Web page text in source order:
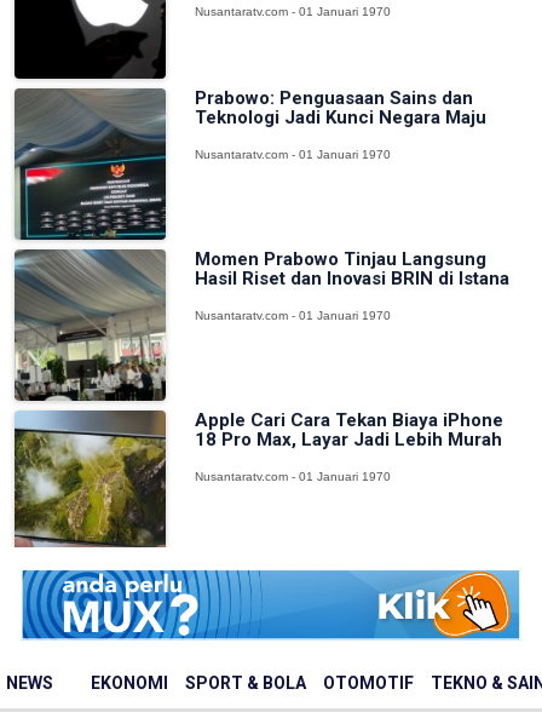
NEWS EKONOMI SPORT & BOLA OTOMOTIF TEKNO &
Nusantaratv.com - 01 Januari 1970
Prabowo: Penguasaan Sains dan
Teknologi Jadi Kunci Negara Maju
Nusantaratv.com - 01 Januari 1970
Momen Prabowo Tinjau Langsung
Hasil Riset dan Inovasi BRIN di Istana
Nusantaratv.com - 01 Januari 1970
Apple Cari Cara Tekan Biaya iPhone
18 Pro Max, Layar Jadi Lebih Murah
Nusantaratv.com - 01 Januari 1970